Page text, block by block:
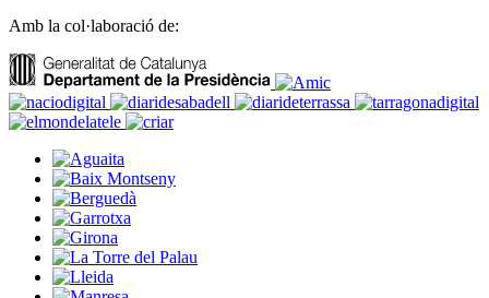
Amb la col·laboració de: